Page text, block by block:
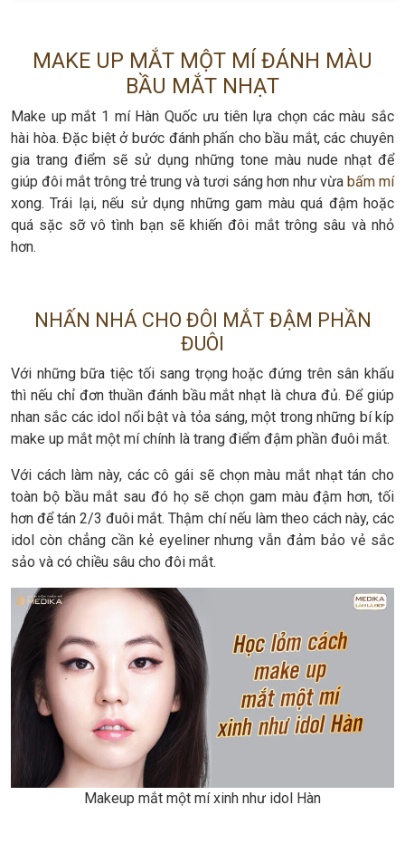
MAKE UP MẮT MỘT MÍ ĐÁNH MÀU
BẦU MẮT NHẠT
Make up mắt 1 mí Hàn Quốc ưu tiên lựa chọn các màu sắc
hài hòa. Đặc biệt ở bước đánh phấn cho bầu mắt, các chuyên
gia trang điểm sẽ sử dụng những tone màu nude nhạt để
giúp đôi mắt trông trẻ trung và tươi sáng hơn như vừa bấm mí
xong. Trái lại, nếu sử dụng những gam màu quá đậm hoặc
quá sặc sỡ vô tình bạn sẽ khiến đôi mắt trông sâu và nhỏ
hơn.
NHẤN NHÁ CHO ĐÔI MẮT ĐẬM PHẦN
ĐUÔI
Với những bữa tiệc tối sang trọng hoặc đứng trên sân khấu
thì nếu chỉ đơn thuần đánh bầu mắt nhạt là chưa đủ. Để giúp
nhan sắc các idol nổi bật và tỏa sáng, một trong những bí kíp
make up mắt một mí chính là trang điểm đậm phần đuôi mắt.
Với cách làm này, các cô gái sẽ chọn màu mắt nhạt tán cho
toàn bộ bầu mắt sau đó họ sẽ chọn gam màu đậm hơn, tối
hơn để tán 2/3 đuôi mắt. Thậm chí nếu làm theo cách này, các
idol còn chẳng cần kẻ eyeliner nhưng vẫn đảm bảo vẻ sắc
sảo và có chiều sâu cho đôi mắt.
Makeup mắt một mí xinh như idol Hàn